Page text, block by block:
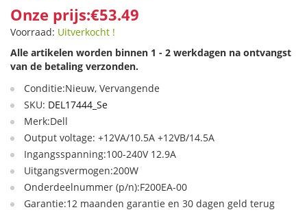
Onze prijs:€53.49
Voorraad: Uitverkocht !
Alle artikelen worden binnen 1 - 2 werkdagen na ontvangst
van de betaling verzonden.
Conditie:Nieuw, Vervangende
SKU: DEL17444_Se
Merk:Dell
Output voltage: +12VA/10.5A +12VB/14.5A
Ingangsspanning:100-240V 12.9A
Uitgangsvermogen:200W
Onderdeelnummer (p/n):F200EA-00
Garantie:12 maanden garantie en 30 dagen geld terug